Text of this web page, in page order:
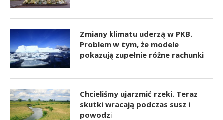
Zmiany klimatu uderzą w PKB.
Problem w tym, że modele
pokazują zupełnie różne rachunki
Chcieliśmy ujarzmić rzeki. Teraz
skutki wracają podczas susz i
powodzi